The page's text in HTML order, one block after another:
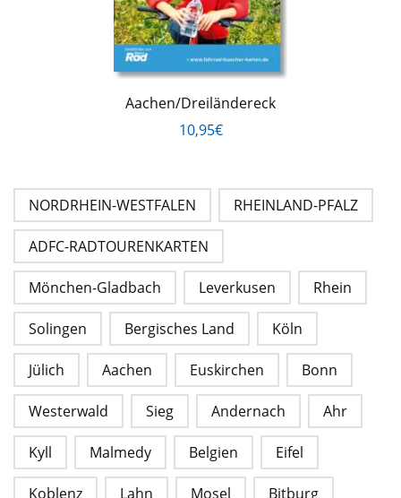
Aachen/Dreiländereck
10,95€
NORDRHEIN-WESTFALEN RHEINLAND-PFALZ
ADFC-RADTOURENKARTEN
Mönchen-Gladbach Leverkusen Rhein
Solingen Bergisches Land Köln
Jülich Aachen Euskirchen Bonn
Westerwald Sieg Andernach Ahr
Kyll Malmedy Belgien Eifel
Koblenz Lahn Mosel Bitburg